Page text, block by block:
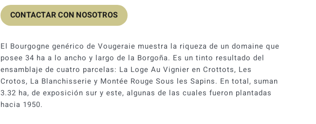
CONTACTAR CON NOSOTROS
El Bourgogne genérico de Vougeraie muestra la riqueza de un domaine que
posee 34 ha a lo ancho y largo de la Borgoña. Es un tinto resultado del
ensamblaje de cuatro parcelas: La Loge Au Vignier en Crottots, Les
Crotos, La Blanchisserie y Montée Rouge Sous les Sapins. En total, suman
3.32 ha, de exposición sur y este, algunas de las cuales fueron plantadas
hacia 1950.